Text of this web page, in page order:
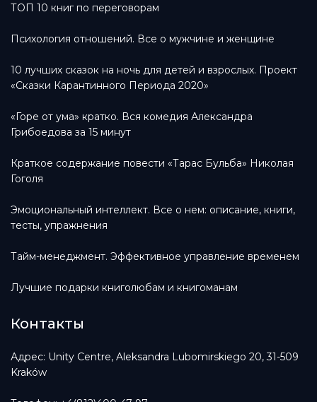
ТОП 10 книг по переговорам
Психология отношений. Все о мужчине и женщине
10 лучших сказок на ночь для детей и взрослых. Проект
«Сказки Карантинного Периода 2020»
«Горе от ума» кратко. Вся комедия Александра
Грибоедова за 15 минут
Краткое содержание повести «Тарас Бульба» Николая
Гоголя
Эмоциональный интеллект. Все о нем: описание, книги,
тесты, упражнения
Тайм-менеджмент. Эффективное управление временем
Лучшие подарки книголюбам и книгоманам
Контакты
Адрес: Unity Centre, Aleksandra Lubomirskiego 20, 31-509
Kraków